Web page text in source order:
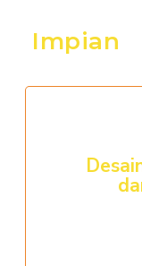
Impian